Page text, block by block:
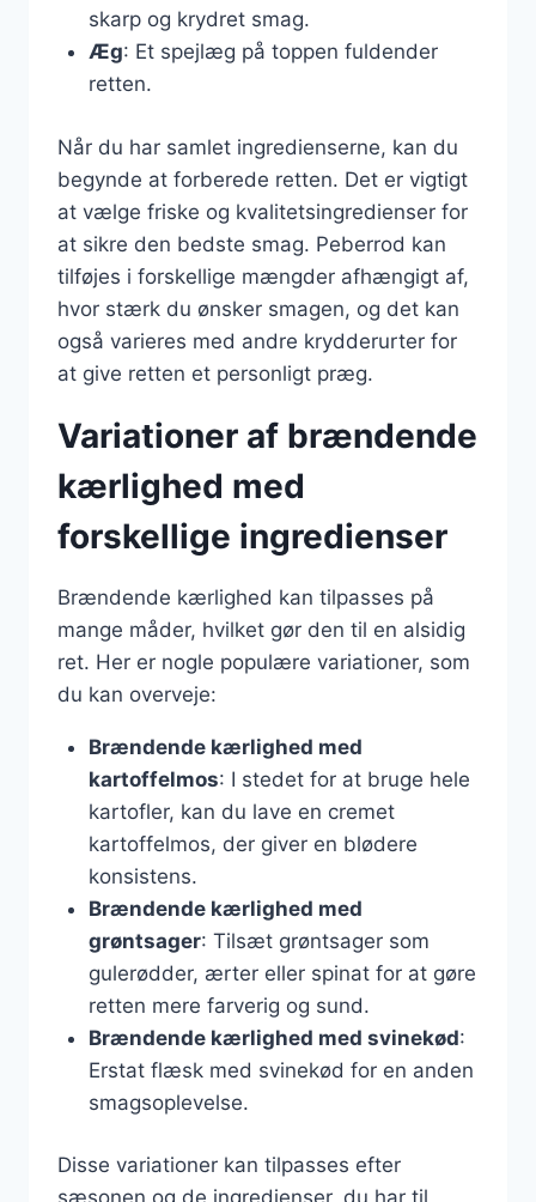
skarp og krydret smag.
Æg: Et spejlæg på toppen fuldender
retten.
Når du har samlet ingredienserne, kan du
begynde at forberede retten. Det er vigtigt
at vælge friske og kvalitetsingredienser for
at sikre den bedste smag. Peberrod kan
tilføjes i forskellige mængder afhængigt af,
hvor stærk du ønsker smagen, og det kan
også varieres med andre krydderurter for
at give retten et personligt præg.
Variationer af brændende
kærlighed med
forskellige ingredienser
Brændende kærlighed kan tilpasses på
mange måder, hvilket gør den til en alsidig
ret. Her er nogle populære variationer, som
du kan overveje:
Brændende kærlighed med
kartoffelmos: I stedet for at bruge hele
kartofler, kan du lave en cremet
kartoffelmos, der giver en blødere
konsistens.
Brændende kærlighed med
grøntsager: Tilsæt grøntsager som
gulerødder, ærter eller spinat for at gøre
retten mere farverig og sund.
Brændende kærlighed med svinekød:
Erstat flæsk med svinekød for en anden
smagsoplevelse.
Disse variationer kan tilpasses efter
sæsonen og de ingredienser, du har til